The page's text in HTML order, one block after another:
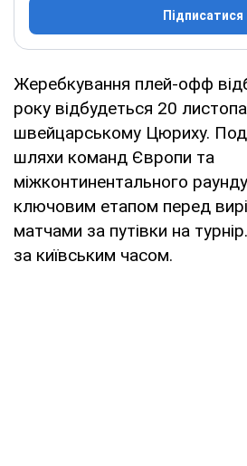
Підписатися
Жеребкування плей-офф
року відбудеться 20
швейцарському Цюриху.
шляхи команд Європи та
міжконтинентального
ключовим етапом перед
матчами за путівки на
за київським часом.